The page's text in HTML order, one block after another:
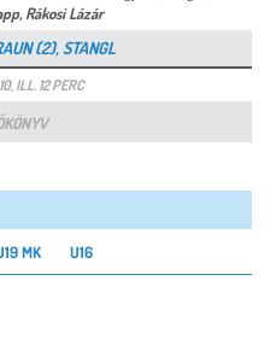
Rákosi Lázár
(2), STANGL
ILL. 12 PERC
MK U16